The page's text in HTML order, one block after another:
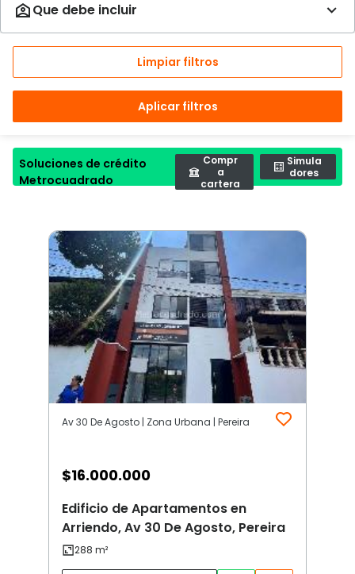
Limpiar filtros
Aplicar filtros
Soluciones de crédito
Metrocuadrado
Compr
a
cartera
Simula
dores
Av 30 De Agosto | Zona Urbana | Pereira
$16.000.000
Edificio de Apartamentos en
Arriendo, Av 30 De Agosto, Pereira